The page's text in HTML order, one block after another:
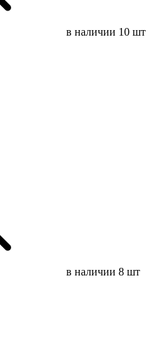
в наличии 10 шт
в наличии 8 шт